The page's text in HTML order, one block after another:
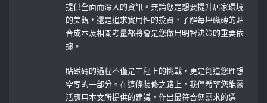
提供全面而深入的資訊。無論您是想要提升居家環境
的美觀，還是追求實用性的投資，了解每坪磁磚的貼
合成本及相關考量都將會是您做出明智決策的重要依
據。
貼磁磚的過程不僅是工程上的挑戰，更是創造您理想
空間的一部分。在這條裝修之路上，我們希望您能靈
活應用本文所提供的建議，作出最符合您需求的選